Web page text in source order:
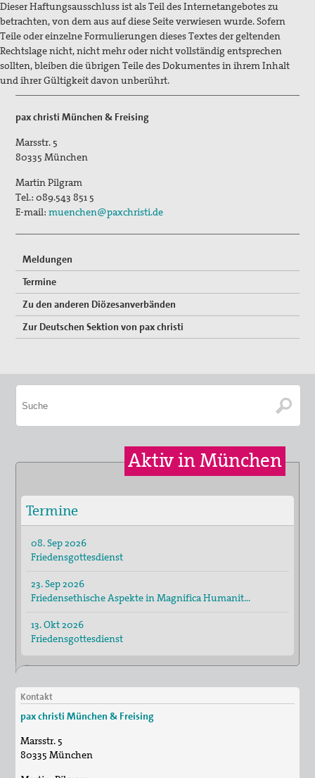
Dieser Haftungsausschluss ist als Teil des Internetangebotes zu
betrachten, von dem aus auf diese Seite verwiesen wurde. Sofern
Teile oder einzelne Formulierungen dieses Textes der geltenden
Rechtslage nicht, nicht mehr oder nicht vollständig entsprechen
sollten, bleiben die übrigen Teile des Dokumentes in ihrem Inhalt
und ihrer Gültigkeit davon unberührt.
pax christi München & Freising
Marsstr. 5
80335 München
Martin Pilgram
Tel.:089.543 851 5
E-mail:muenchen@paxchristi.de
Meldungen
Termine
Zu den anderen Diözesanverbänden
Zur Deutschen Sektion von pax christi
Aktiv in München
Termine
08. Sep 2026
Friedensgottesdienst
23. Sep 2026
Friedensethische Aspekte in Magnifica Humanit…
13. Okt 2026
Friedensgottesdienst
Kontakt
pax christi München & Freising
Marsstr. 5
80335 München